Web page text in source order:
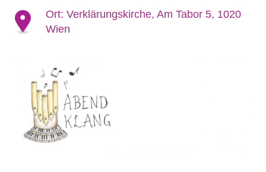
Ort: Verklärungskirche, Am Tabor 5, 1020
Wien